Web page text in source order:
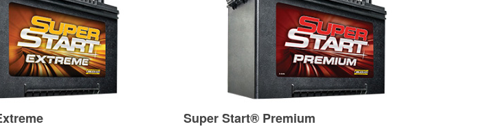
Super Start® Premium